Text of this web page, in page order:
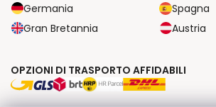
Germania
Spagna
Gran Bretannia
Austria
OPZIONI DI TRASPORTO AFFIDABILI